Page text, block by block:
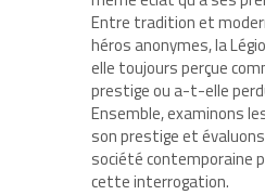
Entre tradition et
héros anonymes, la
elle toujours perçue
prestige ou a-t-elle
Ensemble, examinons
son prestige et
société contemporaine
cette interrogation.